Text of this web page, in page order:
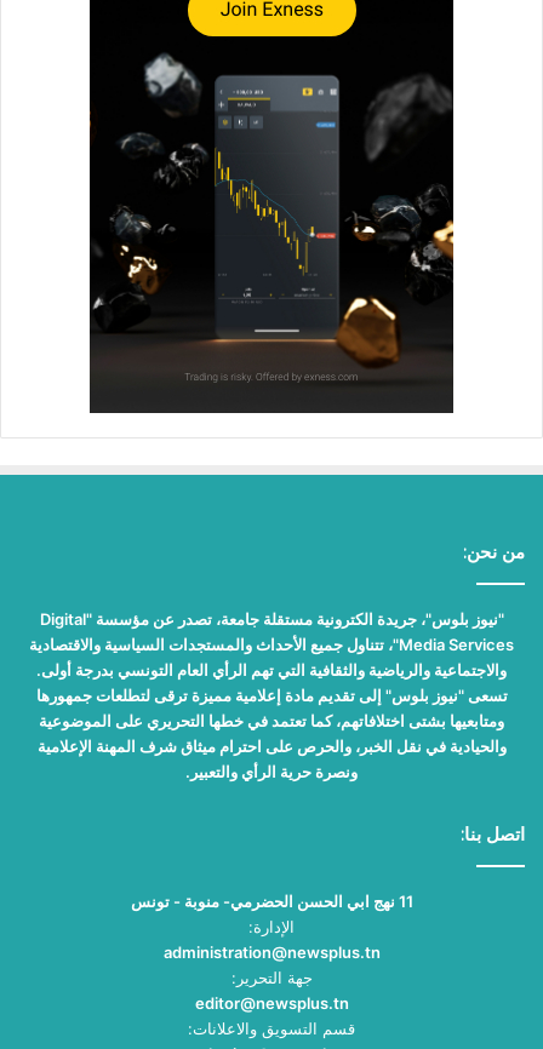
من نحن:
"نيوز بلوس"، جريدة الكترونية مستقلة جامعة، تصدر عن مؤسسة "Digital
Media Services"، تتناول جميع الأحداث والمستجدات السياسية والاقتصادية
والاجتماعية والرياضية والثقافية التي تهم الرأي العام التونسي بدرجة أولى.
تسعى "نيوز بلوس" إلى تقديم مادة إعلامية مميزة ترقى لتطلعات جمهورها
ومتابعيها بشتى اختلافاتهم، كما تعتمد في خطها التحريري على الموضوعية
والحيادية في نقل الخبر، والحرص على احترام ميثاق شرف المهنة الإعلامية
ونصرة حرية الرأي والتعبير.
اتصل بنا:
11 نهج ابي الحسن الحضرمي- منوبة - تونس
الإدارة:
administration@newsplus.tn
جهة التحرير:
editor@newsplus.tn
قسم التسويق والاعلانات: